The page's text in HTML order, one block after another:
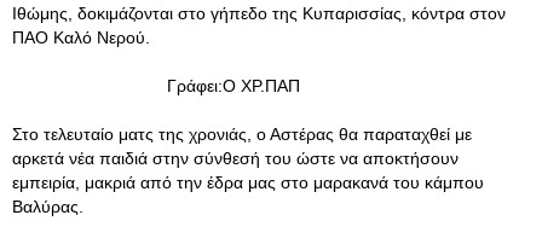
Ιθώμης, δοκιμάζονται στο γήπεδο της Κυπαρισσίας, κόντρα στον
ΠΑΟ Καλό Νερού.
Γράφει:Ο ΧΡ.ΠΑΠ
Στο τελευταίο ματς της χρονιάς, ο Αστέρας θα παραταχθεί με
αρκετά νέα παιδιά στην σύνθεσή του ώστε να αποκτήσουν
εμπειρία, μακριά από την έδρα μας στο μαρακανά του κάμπου
Βαλύρας.